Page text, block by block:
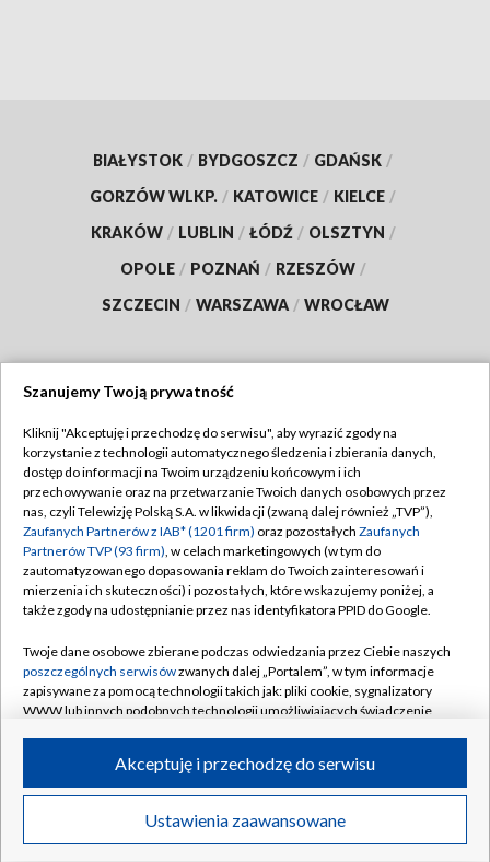
BIAŁYSTOK / BYDGOSZCZ / GDAŃSK /
GORZÓW WLKP. / KATOWICE / KIELCE /
KRAKÓW / LUBLIN / ŁÓDŹ / OLSZTYN /
OPOLE / POZNAŃ / RZESZÓW /
SZCZECIN / WARSZAWA / WROCŁAW
TVP
Abonament TVP
Emisja w TVP
Centrum informacji TVP
Naziemna Telewizja Cyfrowa
Rada Programowa
System NOS
Informacje o nadawcy
Program dla prasy
Ogłoszenie przetargowe
Regulamin TVP
Polityka prywatności
Moje zgody
Pomoc
Kontakt
Kanały
©2026 Telewizja Polska S.A. w likwidacji
Szanujemy Twoją prywatność
Kliknij "Akceptuję i przechodzę do serwisu", aby wyrazić zgody na
korzystanie z technologii automatycznego śledzenia i zbierania danych,
dostęp do informacji na Twoim urządzeniu końcowym i ich
przechowywanie oraz na przetwarzanie Twoich danych osobowych przez
nas, czyli Telewizję Polską S.A. w likwidacji (zwaną dalej również „TVP”),
Zaufanych Partnerów z IAB* (1201 firm) oraz pozostałych Zaufanych
Partnerów TVP (93 firm), w celach marketingowych (w tym do
zautomatyzowanego dopasowania reklam do Twoich zainteresowań i
mierzenia ich skuteczności) i pozostałych, które wskazujemy poniżej, a
także zgody na udostępnianie przez nas identyfikatora PPID do Google.
Twoje dane osobowe zbierane podczas odwiedzania przez Ciebie naszych
poszczególnych serwisówzwanych dalej „Portalem”, w tym informacje
zapisywane za pomocą technologii takich jak: pliki cookie, sygnalizatory
WWW lub innych podobnych technologii umożliwiających świadczenie
ruchu w Internecie.
Twoje dane osobowe zbierane podczas odwiedzania przez Ciebie
poszczególnych serwisówna Portalu, takie jak adresy IP, identyfikatory
Ustawienia zaawansowane
Akceptuję i przechodzę do serwisu